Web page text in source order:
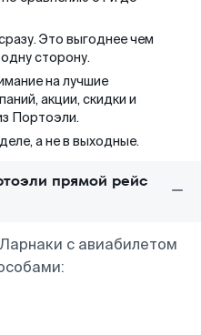
Это выгоднее чем
сторону.
на лучшие
акции, скидки и
Портоэли.
а не в выходные.
прямой рейс
с авиабилетом